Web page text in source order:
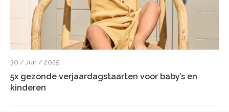
30 / Jun / 2025
5x gezonde verjaardagstaarten voor baby’s en
kinderen